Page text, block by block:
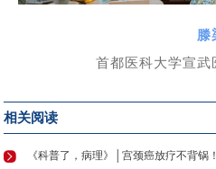
滕
首都医科大学宣
相关阅读